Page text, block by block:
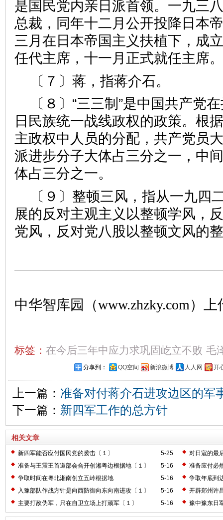
是国民党内亲日派首领。一九三
总裁，同年十二月公开投降日本
三月在日本帝国主义扶植下，成
任代主席，十一月正式就任主席。
〔７〕蒋，指蒋介石。
〔８〕“三三制”是中国共产党
日民族统一战线政权的政策。根
主政权中人员的分配，共产党员
派进步分子大体占三分之一，中
体占三分之一。
〔９〕整顿三风，指从一九四
展的反对主观主义以整顿学风，
党风，反对党八股以整顿文风的
中华智库园（www.zhzky.com）上
标签： 在今后三年中应力求巩固屹立不败 毛
分享到： QQ空间 新浪微博 人人网 开
上一篇： 准备对付蒋介石进攻边区的军
下一篇： 新四军工作的总方针
相关文章
5-25
新四军能否应付国民党的袭击〔１〕
对日寇的最
5-16
准备与王震王首道部会合开创湘粤边根据地〔１〕
准备应付必
5-16
争取时间在粤北湘南创立五岭根据地
争取年底到
5-16
入豫部队作战方针是向西防御向东向南进攻〔１〕
开辟郑州许
5-16
主要打敌伪军，只在自卫立场上打顽军〔１〕 豫中豫东日